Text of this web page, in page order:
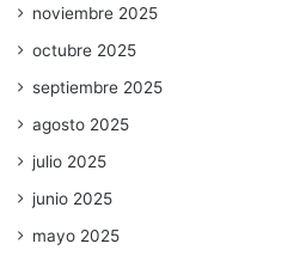
noviembre 2025
octubre 2025
septiembre 2025
agosto 2025
julio 2025
junio 2025
mayo 2025